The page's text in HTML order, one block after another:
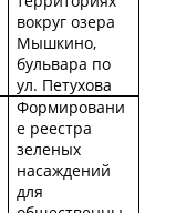
вокруг озера
Мышкино,
бульвара по
ул. Петухова
Формировани
е реестра
зеленых
насаждений
для